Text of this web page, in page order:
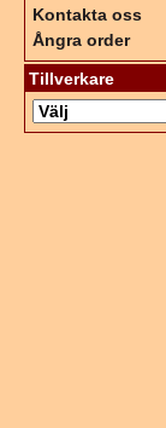
Kontakta oss
Ångra order
Tillverkare